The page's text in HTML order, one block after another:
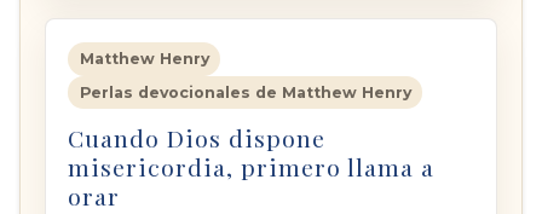
Matthew Henry
Perlas devocionales de Matthew Henry
Cuando Dios dispone
misericordia, primero llama a
orar